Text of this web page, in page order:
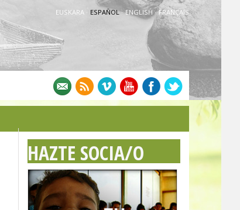
EUSKARA · ESPAÑOL· ENGLISH · FRANÇAIS
HAZTE SOCIA/O